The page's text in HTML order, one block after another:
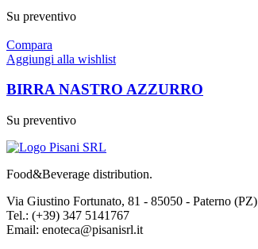
Su preventivo
Compara
Aggiungi alla wishlist
BIRRA NASTRO AZZURRO
Su preventivo
Food&Beverage distribution.
Via Giustino Fortunato, 81 - 85050 - Paterno (PZ)
Tel.: (+39) 347 5141767
Email: enoteca@pisanisrl.it